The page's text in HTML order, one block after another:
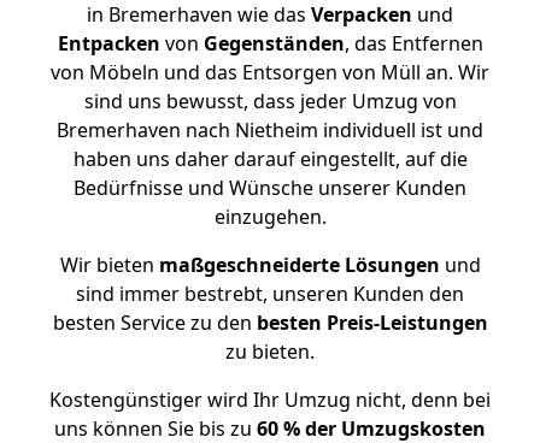
in Bremerhaven wie das Verpacken und
Entpacken von Gegenständen, das Entfernen
von Möbeln und das Entsorgen von Müll an. Wir
sind uns bewusst, dass jeder Umzug von
Bremerhaven nach Nietheim individuell ist und
haben uns daher darauf eingestellt, auf die
Bedürfnisse und Wünsche unserer Kunden
einzugehen.
Wir bieten maßgeschneiderte Lösungen und
sind immer bestrebt, unseren Kunden den
besten Service zu den besten Preis-Leistungen
zu bieten.
Kostengünstiger wird Ihr Umzug nicht, denn bei
uns können Sie bis zu 60 % der Umzugskosten